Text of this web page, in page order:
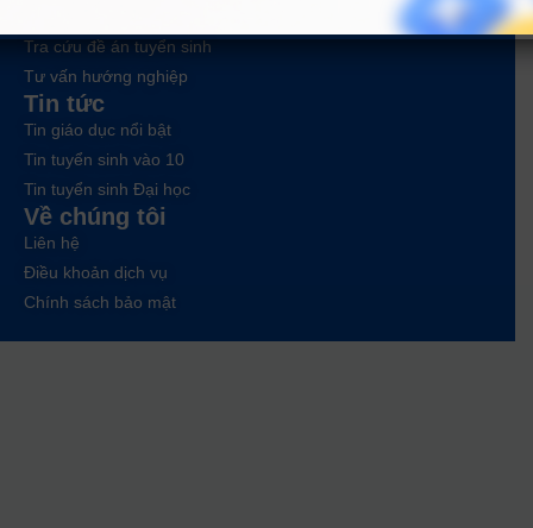
Tra cứu đề án tuyển sinh
Tư vấn hướng nghiệp
Tin tức
Tin giáo dục nổi bật
Tin tuyển sinh vào 10
Tin tuyển sinh Đại học
Về chúng tôi
Liên hệ
Điều khoản dịch vụ
Chính sách bảo mật